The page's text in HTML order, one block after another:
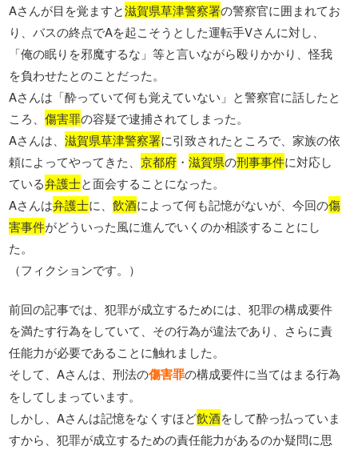
Aさんが目を覚ますと滋賀県草津警察署の警察官に囲まれてお
り、バスの終点でAを起こそうとした運転手Vさんに対し、
「俺の眠りを邪魔するな」等と言いながら殴りかかり、怪我
を負わせたとのことだった。
Aさんは「酔っていて何も覚えていない」と警察官に話したと
ころ、傷害罪の容疑で逮捕されてしまった。
Aさんは、滋賀県草津警察署に引致されたところで、家族の依
頼によってやってきた、京都府 ・滋賀県の刑事事件に対応し
ている弁護士と面会することになった。
Aさんは弁護士に、飲酒によって何も記憶がないが、今回の傷
害事件がどういった風に進んでいくのか相談することにし
た。
（フィクションです。）
前回の記事では、犯罪が成立するためには、犯罪の構成要件
を満たす行為をしていて、その行為が違法であり、さらに責
任能力が必要であることに触れました。
そして、Aさんは、刑法の傷害罪の構成要件に当てはまる行為
をしてしまっています。
しかし、Aさんは記憶をなくすほど飲酒をして酔っ払っていま
すから、犯罪が成立するための責任能力があるのか疑問に思